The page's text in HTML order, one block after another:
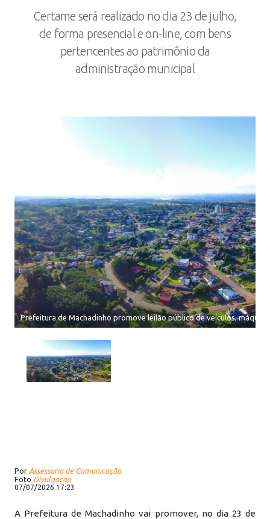
Certame será realizado no dia 23 de julho,
de forma presencial e on-line, com bens
pertencentes ao patrimônio da
administração municipal
Prefeitura de Machadinho promove leilão público de veículos,
Por Assessoria de Comunicação
Foto Divulgação
07/07/2026 17:23
A Prefeitura de Machadinho vai promover, no dia 23 de